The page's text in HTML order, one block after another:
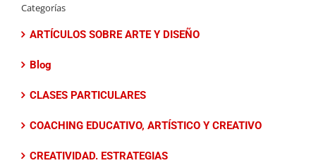
Categorías
ARTÍCULOS SOBRE ARTE Y DISEÑO
Blog
CLASES PARTICULARES
COACHING EDUCATIVO, ARTÍSTICO Y CREATIVO
CREATIVIDAD. ESTRATEGIAS